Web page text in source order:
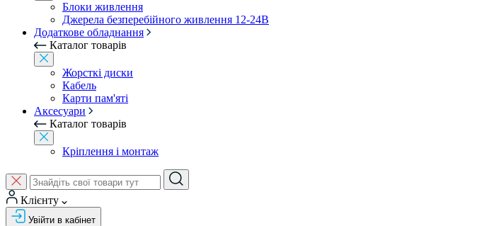
Блоки живлення
Джерела безперебійного живлення 12-24В
Додаткове обладнання
Каталог товарів
Жорсткі диски
Кабель
Карти пам'яті
Аксесуари
Каталог товарів
Кріплення і монтаж
Клієнту
Увійти в кабінет